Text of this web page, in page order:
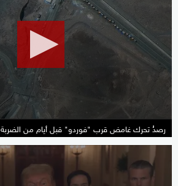
رصدُ تحرك غامض قرب "فوردو" قبل أيام من الضربة